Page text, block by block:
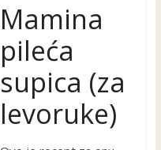
Mamina
pileća
supica (za
levoruke)